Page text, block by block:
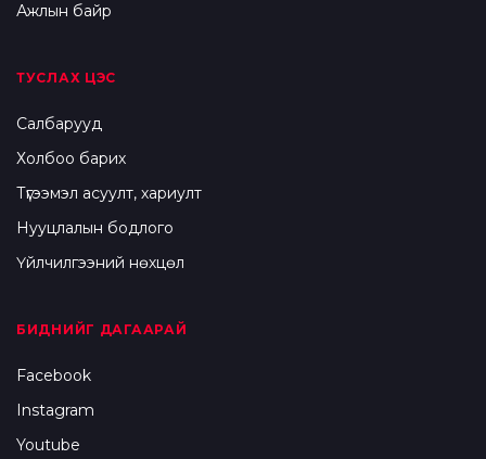
Ажлын байр
ТУСЛАХ ЦЭС
Салбарууд
Холбоо барих
Түгээмэл асуулт, хариулт
Нууцлалын бодлого
Үйлчилгээний нөхцөл
БИДНИЙГ ДАГААРАЙ
Facebook
Instagram
Youtube